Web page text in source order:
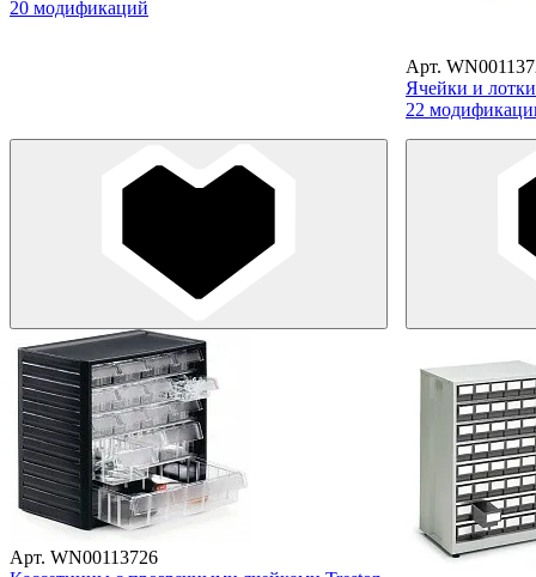
20 модификаций
Арт.
Ячейки и
22
Арт. WN00113726